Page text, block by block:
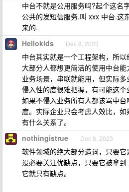
中台不就是公用服务吗?起个这名
公共的发短信服务.叫 xxx 中台.这
来的.
Hellokids Dec 8, 2023
中台其实就是一个工程架构，所以
大部分人都想更简洁的使用中台
业务场景，串联就能用，但实际
侵入性的度很难把握，有可能这个
如果不侵入业务所有人都该骂中
度。实际企业只会考虑人效比，
有什么关系了。
nothingistrue Dec 8, 2023
软件领域的绝大部分造词，只要
没必要关注优缺点，只要它被拿
它就只有缺点。